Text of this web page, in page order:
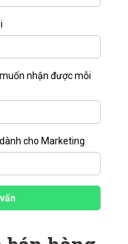
nhận được mỗi
cho Marketing